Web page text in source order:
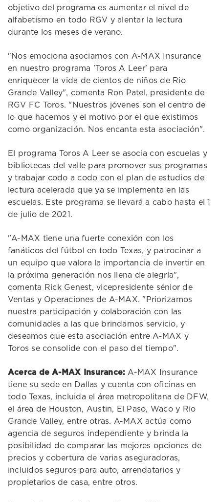
objetivo del programa es aumentar el nivel de
alfabetismo en todo RGV y alentar la lectura
durante los meses de verano.
"Nos emociona asociarnos con A-MAX Insurance
en nuestro programa 'Toros A Leer' para
enriquecer la vida de cientos de niños de Rio
Grande Valley", comenta Ron Patel, presidente de
RGV FC Toros. "Nuestros jóvenes son el centro de
lo que hacemos y el motivo por el que existimos
como organización. Nos encanta esta asociación".
El programa Toros A Leer se asocia con escuelas y
bibliotecas del valle para promover sus programas
y trabajar codo a codo con el plan de estudios de
lectura acelerada que ya se implementa en las
escuelas. Este programa se llevará a cabo hasta el 1
de julio de 2021.
"A-MAX tiene una fuerte conexión con los
fanáticos del fútbol en todo Texas, y patrocinar a
un equipo que valora la importancia de invertir en
la próxima generación nos llena de alegría",
comenta Rick Genest, vicepresidente sénior de
Ventas y Operaciones de A-MAX. "Priorizamos
nuestra participación y colaboración con las
comunidades a las que brindamos servicio, y
deseamos que esta asociación entre A-MAX y
Toros se consolide con el paso del tiempo".
Acerca de A-MAX Insurance: A-MAX Insurance
tiene su sede en Dallas y cuenta con oficinas en
todo Texas, incluida el área metropolitana de DFW,
el área de Houston, Austin, El Paso, Waco y Rio
Grande Valley, entre otras. A-MAX actúa como
agencia de seguros independiente y brinda la
posibilidad de comparar las mejores opciones de
precios y cobertura de varias aseguradoras,
incluidos seguros para auto, arrendatarios y
propietarios de casa, entre otros.